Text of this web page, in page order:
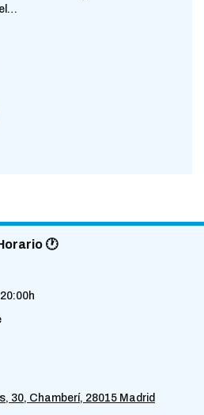
🕐
30, Chamberí, 28015 Madrid